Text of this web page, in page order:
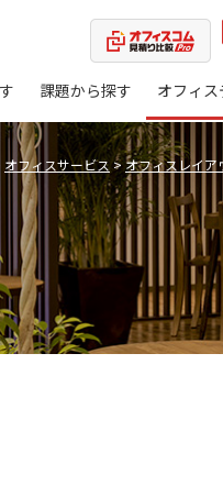
課題から探す オフィ
オフィスサービス>オフィスレイア